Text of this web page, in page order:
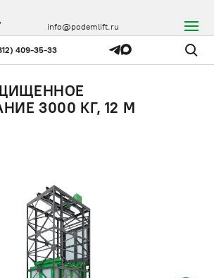
409-35-33
info@podemlift.ru
3000 КГ, 12 М